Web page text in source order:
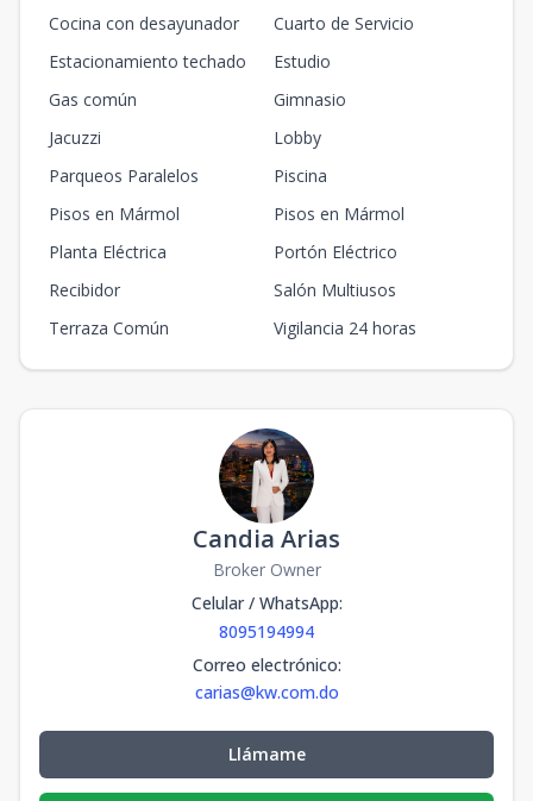
Cocina con desayunador
Cuarto de Servicio
Estacionamiento techado
Estudio
Gas común
Gimnasio
Jacuzzi
Lobby
Parqueos Paralelos
Piscina
Pisos en Mármol
Pisos en Mármol
Planta Eléctrica
Portón Eléctrico
Recibidor
Salón Multiusos
Terraza Común
Vigilancia 24 horas
Candia Arias
Broker Owner
Celular / WhatsApp:
8095194994
Correo electrónico:
carias@kw.com.do
Llámame